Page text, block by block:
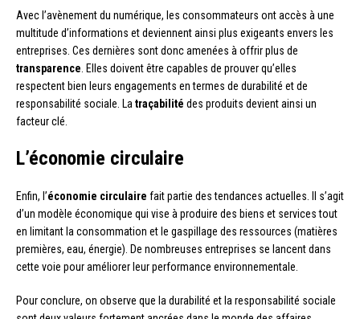
Avec l’avènement du numérique, les consommateurs ont accès à une
multitude d’informations et deviennent ainsi plus exigeants envers les
entreprises. Ces dernières sont donc amenées à offrir plus de
transparence . Elles doivent être capables de prouver qu’elles
respectent bien leurs engagements en termes de durabilité et de
responsabilité sociale. La traçabilité des produits devient ainsi un
facteur clé.
L’économie circulaire
Enfin, l’économie circulaire fait partie des tendances actuelles. Il s’agit
d’un modèle économique qui vise à produire des biens et services tout
en limitant la consommation et le gaspillage des ressources (matières
premières, eau, énergie). De nombreuses entreprises se lancent dans
cette voie pour améliorer leur performance environnementale.
Pour conclure, on observe que la durabilité et la responsabilité sociale